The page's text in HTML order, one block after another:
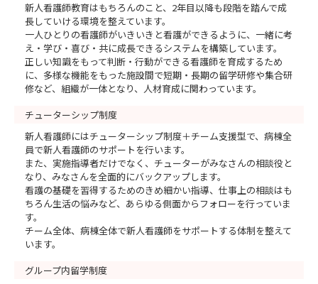
新人看護師教育はもちろんのこと、2年目以降も段階を踏んで成
長していける環境を整えています。
一人ひとりの看護師がいきいきと看護ができるように、一緒に考
え・学び・喜び・共に成長できるシステムを構築しています。
正しい知識をもって判断・行動ができる看護師を育成するため
に、多様な機能をもった施設間で短期・長期の留学研修や集合研
修など、組織が一体となり、人材育成に関わっています。
チューターシップ制度
新人看護師にはチューターシップ制度＋チーム支援型で、病棟全
員で新人看護師のサポートを行います。
また、実施指導者だけでなく、チューターがみなさんの相談役と
なり、みなさんを全面的にバックアップします。
看護の基礎を習得するためのきめ細かい指導、仕事上の相談はも
ちろん生活の悩みなど、あらゆる側面からフォローを行っていま
す。
チーム全体、病棟全体で新人看護師をサポートする体制を整えて
います。
グループ内留学制度